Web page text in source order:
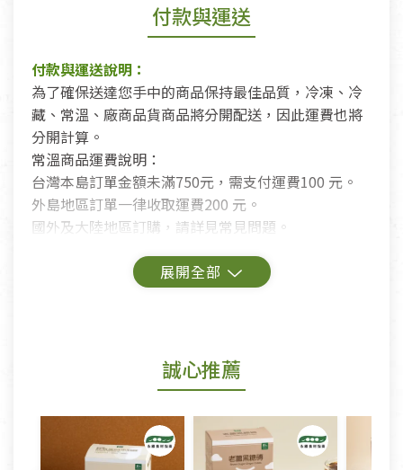
付款與運送
付款與運送說明：
為了確保送達您手中的商品保持最佳品質，冷凍、冷
藏、常溫、廠商品貨商品將分開配送，因此運費也將
分開計算。
常溫商品運費說明：
台灣本島訂單金額未滿750元，需支付運費100 元。
外島地區訂單一律收取運費200 元。
國外及大陸地區訂購，請詳見常見問題。
鑑賞期商品說明：
若您購買的商品有下列「不適用七天鑑賞期商品」情
形者，除商品瑕疵以外，恕不接受退換貨.
依消保法之規定提供該商品七天免費鑑賞期(含例假
日)的服務，原則上若商品未經使用或被汙損(除商品
瑕疵)，一般皆可申請退換貨。
誠心推薦